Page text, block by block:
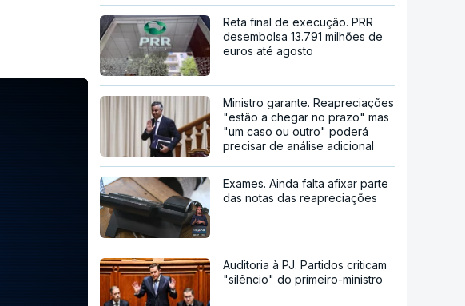
Reta final de execução. PRR
desembolsa 13.791 milhões de
euros até agosto
Ministro garante. Reapreciações
"estão a chegar no prazo" mas
"um caso ou outro" poderá
precisar de análise adicional
Exames. Ainda falta afixar parte
das notas das reapreciações
Auditoria à PJ. Partidos criticam
"silêncio" do primeiro-ministro